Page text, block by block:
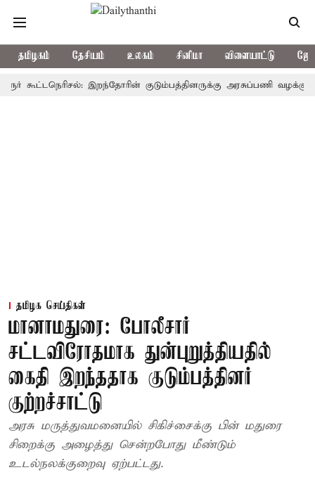
தமிழகம் தேசியம் உலகம் சினிமா விளையாட்டு
இறந்தோரின் குடும்பத்தினருக்கு அரசுப்பணி வழக்கு; வரும்
தமிழக செய்திகள்
மானாமதுரை: போலீசார்
சட்டவிரோதமாக துன்புறுத்தியதில்
கைதி இறந்ததாக குடும்பத்தினர்
குற்றச்சாட்டு
அரசு மருத்துவமனையில் சிகிச்சைக்கு பின் மதுரை
சிறைக்கு அழைத்து சென்றபோது மீண்டும்
உடல்நலக்குறைவு ஏற்பட்டது.